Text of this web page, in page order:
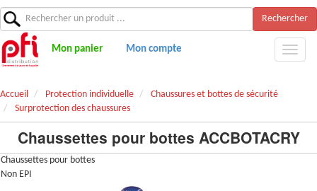
Rechercher
Mon panier Mon compte
Accueil Protection individuelle
Chaussures et bottes de sécurité
Surprotection des chaussures
Chaussettes pour bottes ACCBOTACRY
Chaussettes pour bottes
Non EPI